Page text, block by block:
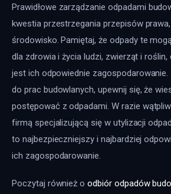
Prawidłowe zarządzanie odpadami
kwestia przestrzegania przepisów
środowisko. Pamiętaj, że odpady te
dla zdrowia i życia ludzi, zwierząt i roślin,
jest ich odpowiednie
do prac budowlanych, upewnij się, że
postępować z odpadami. W razie
firmą specjalizującą się w utylizacji
to najbezpieczniejszy i najbardziej
ich zagospodarowanie.
Poczytaj również o odbiór odpadów